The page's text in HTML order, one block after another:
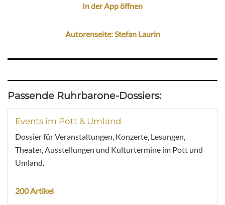
In der App öffnen
Autorenseite: Stefan Laurin
Passende Ruhrbarone-Dossiers:
Events im Pott & Umland
Dossier für Veranstaltungen, Konzerte, Lesungen,
Theater, Ausstellungen und Kulturtermine im Pott und
Umland.
200 Artikel